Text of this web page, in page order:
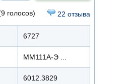
голосов) 22 отзыва
6727
ММ111А-Э ...
6012.3829